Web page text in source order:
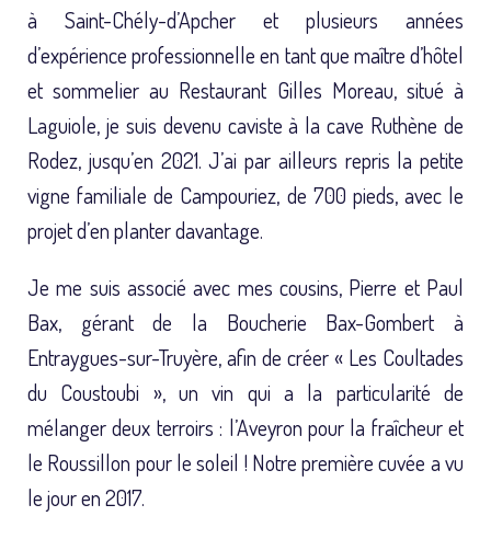
à Saint-Chély-d’Apcher et plusieurs années
d’expérience professionnelle en tant que maître d’hôtel
et sommelier au Restaurant Gilles Moreau, situé à
Laguiole, je suis devenu caviste à la cave Ruthène de
Rodez, jusqu’en 2021. J’ai par ailleurs repris la petite
vigne familiale de Campouriez, de 700 pieds, avec le
projet d’en planter davantage.
Je me suis associé avec mes cousins, Pierre et Paul
Bax, gérant de la Boucherie Bax-Gombert à
Entraygues-sur-Truyère, afin de créer « Les Coultades
du Coustoubi », un vin qui a la particularité de
mélanger deux terroirs : l’Aveyron pour la fraîcheur et
le Roussillon pour le soleil ! Notre première cuvée a vu
le jour en 2017.